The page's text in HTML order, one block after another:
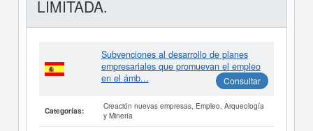
LIMITADA.
Subvenciones al desarrollo de planes
empresariales que promuevan el empleo
en el ámb...
Consultar
Categorías:
Creación nuevas empresas, Empleo, Arqueología
y Minería